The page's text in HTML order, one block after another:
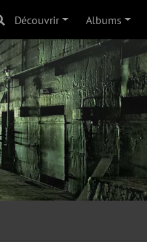
Découvrir Albums